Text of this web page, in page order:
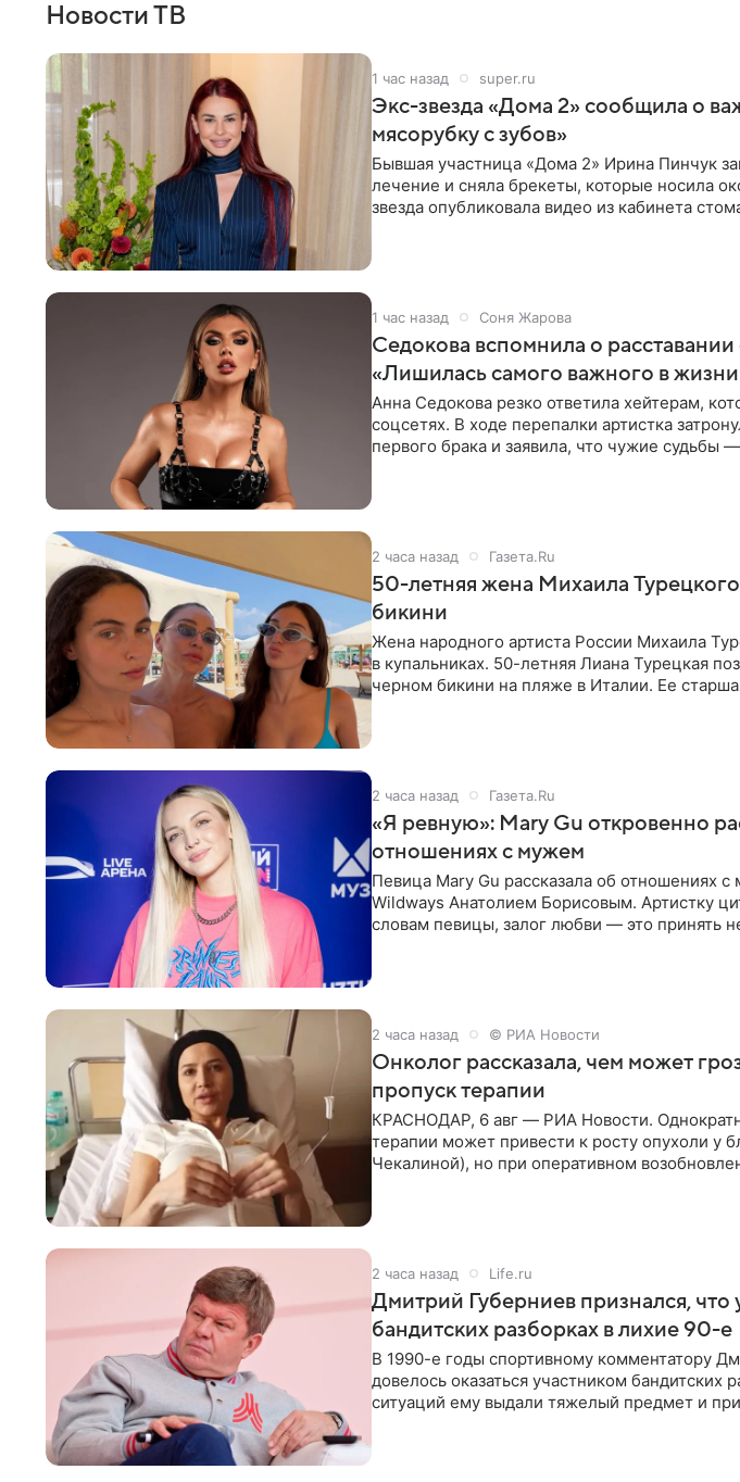
Новости ТВ
1 час назад super.ru
Экс-звезда «Дома 2» сообщила о
мясорубку с зубов»
Бывшая участница «Дома 2» Ирина Пинчук
лечение и сняла брекеты, которые носила
звезда опубликовала видео из кабинета
1 час назад Соня Жарова
Седокова вспомнила о
«Лишилась самого важного в
Анна Седокова резко ответила хейтерам,
соцсетях. В ходе перепалки артистка
первого брака и заявила, что чужие судьбы
2 часа назад Газета.Ru
50-летняя жена Михаила
бикини
Жена народного артиста России Михаила
в купальниках. 50-летняя Лиана Турецкая
черном бикини на пляже в Италии. Ее
2 часа назад Газета.Ru
«Я ревную»: Mary Gu откровенно
отношениях с мужем
Певица Mary Gu рассказала об отношениях
Wildways Анатолием Борисовым. Артистку
словам певицы, залог любви — это принять
2 часа назад © РИА Новости
Онколог рассказала, чем может
пропуск терапии
КРАСНОДАР, 6 авг — РИА Новости.
терапии может привести к росту опухоли у
Чекалиной), но при оперативном
2 часа назад Life.ru
Дмитрий Губерниев признался, что
бандитских разборках в лихие 90-е
В 1990-е годы спортивному комментатору
довелось оказаться участником бандитских
ситуаций ему выдали тяжелый предмет и